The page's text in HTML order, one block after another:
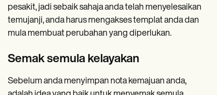
pesakit, jadi sebaik sahaja anda telah menyelesaikan
temujanji, anda harus mengakses templat anda dan
mula membuat perubahan yang diperlukan.
Semak semula kelayakan
Sebelum anda menyimpan nota kemajuan anda,